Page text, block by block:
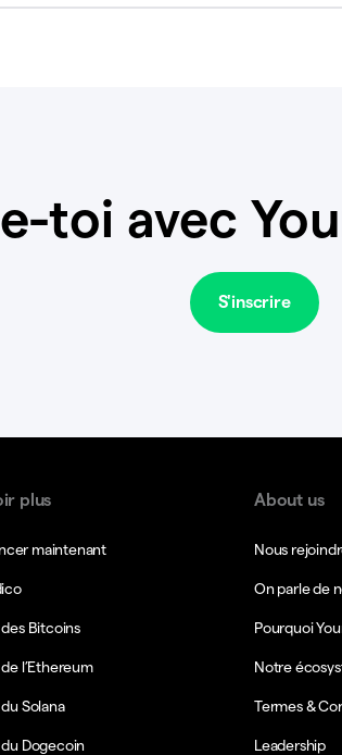
toi avec
S'inscrire
plus
maintenant
Bitcoins
l’Ethereum
Solana
Dogecoin
About us
Nous
On parle de
Pourquoi
Notre
Termes &
Leadership